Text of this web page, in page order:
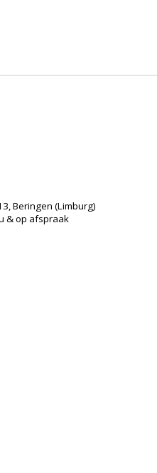
Beringen (Limburg)
& op afspraak